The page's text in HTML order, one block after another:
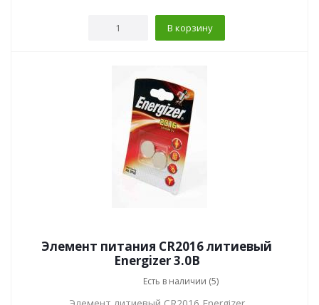
В корзину
Элемент питания CR2016 литиевый
Energizer 3.0В
Есть в наличии (5)